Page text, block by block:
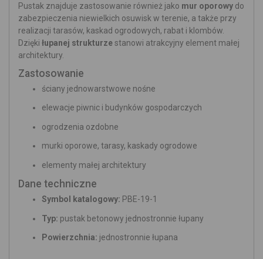
Pustak znajduje zastosowanie również jako mur oporowy do
zabezpieczenia niewielkich osuwisk w terenie, a także przy
realizacji tarasów, kaskad ogrodowych, rabat i klombów.
Dzięki łupanej strukturzestanowi atrakcyjny element małej
architektury.
Zastosowanie
ściany jednowarstwowe nośne
elewacje piwnic i budynków gospodarczych
ogrodzenia ozdobne
murki oporowe, tarasy, kaskady ogrodowe
elementy małej architektury
Dane techniczne
Symbol katalogowy: PBE-19-1
Typ: pustak betonowy jednostronnie łupany
Powierzchnia: jednostronnie łupana